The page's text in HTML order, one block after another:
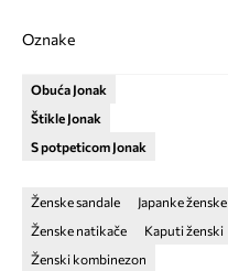
Oznake
Obuća Jonak
Štikle Jonak
S potpeticom Jonak
Ženske sandale Japanke ženske
Ženske natikače
Kaputi ženski
Ženski kombinezon